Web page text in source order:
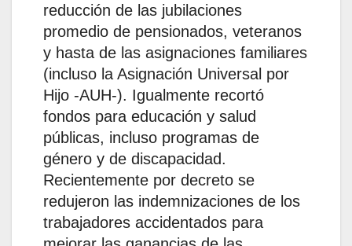
reducción de las jubilaciones
promedio de pensionados, veteranos
y hasta de las asignaciones familiares
(incluso la Asignación Universal por
Hijo -AUH-). Igualmente recortó
fondos para educación y salud
públicas, incluso programas de
género y de discapacidad.
Recientemente por decreto se
redujeron las indemnizaciones de los
trabajadores accidentados para